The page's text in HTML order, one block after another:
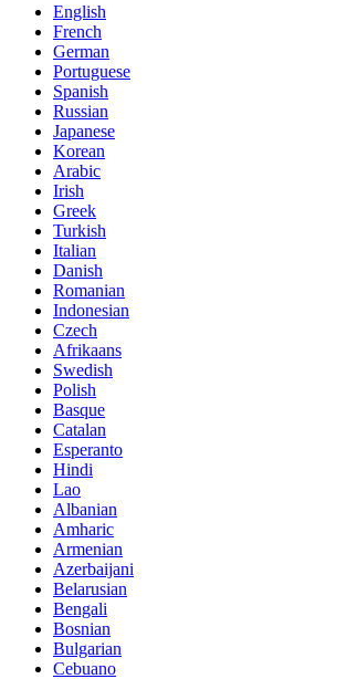
English
French
German
Portuguese
Spanish
Russian
Japanese
Korean
Arabic
Irish
Greek
Turkish
Italian
Danish
Romanian
Indonesian
Czech
Afrikaans
Swedish
Polish
Basque
Catalan
Esperanto
Hindi
Lao
Albanian
Amharic
Armenian
Azerbaijani
Belarusian
Bengali
Bosnian
Bulgarian
Cebuano